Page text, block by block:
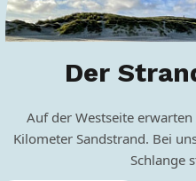
Der
Auf der Westseite
Kilometer Sandstrand. Bei
Schlange